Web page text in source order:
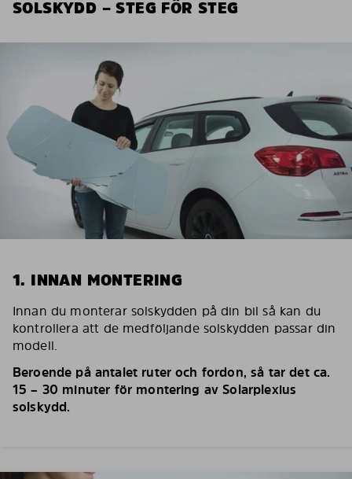
SOLSKYDD – STEG FÖR STEG
1. INNAN MONTERING
Innan du monterar solskydden på din bil så kan du
kontrollera att de medföljande solskydden passar din
modell.
Beroende på antalet ruter och fordon, så tar det ca.
15 – 30 minuter för montering av Solarplexius
solskydd.